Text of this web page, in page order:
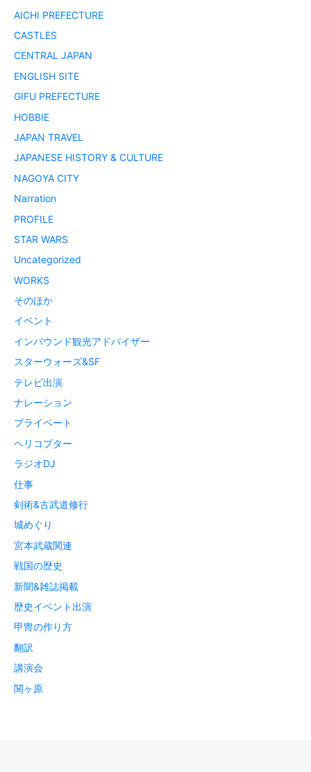
AICHI PREFECTURE
CASTLES
CENTRAL JAPAN
ENGLISH SITE
GIFU PREFECTURE
HOBBIE
JAPAN TRAVEL
JAPANESE HISTORY & CULTURE
NAGOYA CITY
Narration
PROFILE
STAR WARS
Uncategorized
WORKS
そのほか
イベント
インバウンド観光アドバイザー
スターウォーズ&SF
テレビ出演
ナレーション
プライベート
ヘリコプター
ラジオDJ
仕事
剣術&古武道修行
城めぐり
宮本武蔵関連
戦国の歴史
新聞&雑誌掲載
歴史イベント出演
甲冑の作り方
翻訳
講演会
関ヶ原